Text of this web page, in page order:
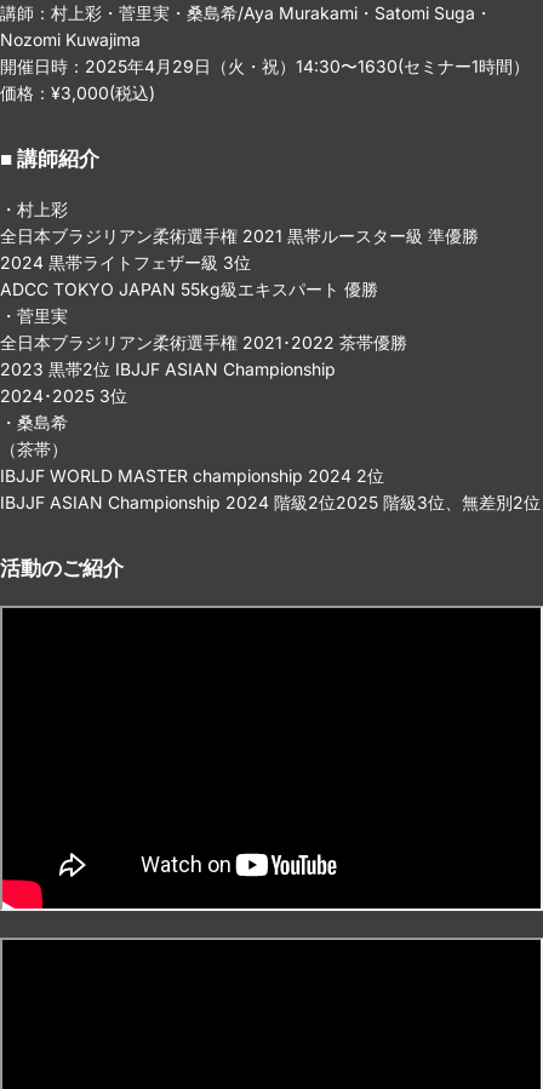
講師：村上彩・菅里実・桑島希/Aya Murakami・Satomi Suga・
Nozomi Kuwajima
開催日時：2025年4月29日（火・祝）14:30〜1630(セミナー1時間）
価格：¥3,000(税込)
■ 講師紹介
・村上彩
全日本ブラジリアン柔術選手権 2021 黒帯ルースター級 準優勝
2024 黒帯ライトフェザー級 3位
ADCC TOKYO JAPAN 55kg級エキスパート 優勝
・菅里実
全日本ブラジリアン柔術選手権 2021･2022 茶帯優勝
2023 黒帯2位 IBJJF ASIAN Championship
2024･2025 3位
・桑島希
（茶帯）
IBJJF WORLD MASTER championship 2024 2位
IBJJF ASIAN Championship 2024 階級2位2025 階級3位、無差別2位
活動のご紹介